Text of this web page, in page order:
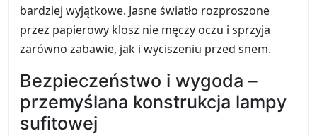
bardziej wyjątkowe. Jasne światło rozproszone
przez papierowy klosz nie męczy oczu i sprzyja
zarówno zabawie, jak i wyciszeniu przed snem.
Bezpieczeństwo i wygoda –
przemyślana konstrukcja lampy
sufitowej